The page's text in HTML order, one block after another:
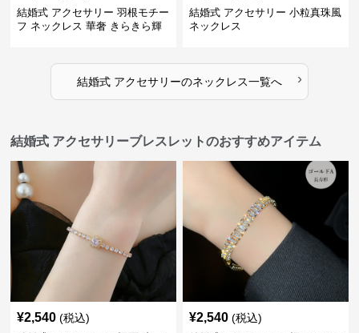
結婚式 アクセサリー 羽根モチー
フ ネックレス 華奢 きらきら輝
結婚式 アクセサリー 小粒真珠風
ネックレス
結婚式 アクセサリーのネックレス一覧へ ›
結婚式 アクセサリーブレスレットのおすすめアイテム
¥2,540 (税込) ¥2,540 (税込)